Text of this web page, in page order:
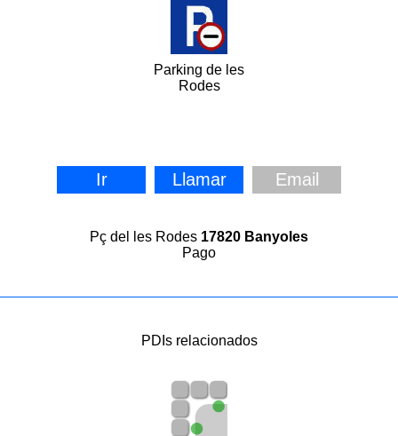
Parking de les
Rodes
Ir Llamar Email
Pç del les Rodes 17820 Banyoles
Pago
PDIs relacionados